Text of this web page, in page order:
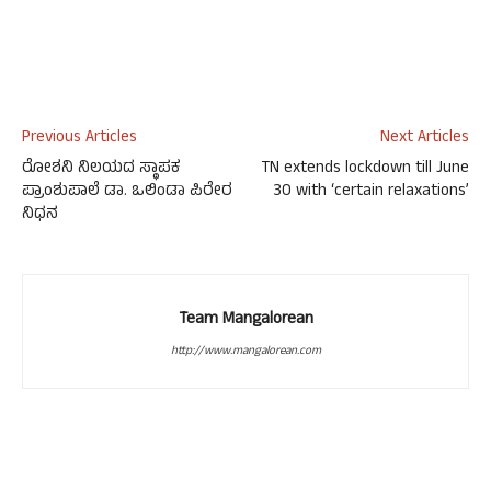
Previous Articles
ರೋಶನಿ ನಿಲಯದ ಸ್ಥಾಪಕ
ಪ್ರಾಂಶುಪಾಲೆ ಡಾ. ಒಲಿಂಡಾ ಪಿರೇರ
ನಿಧನ
Next Articles
TN extends lockdown till June
30 with ‘certain relaxations’
Team Mangalorean
http://www.mangalorean.com